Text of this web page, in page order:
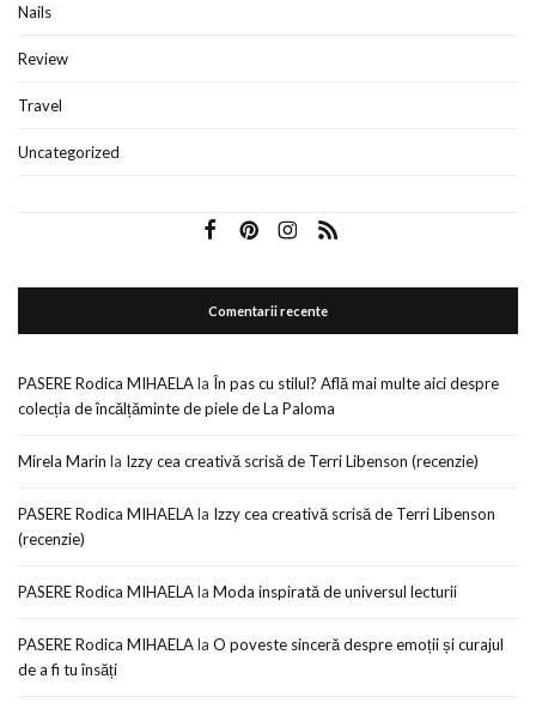
Nails
Review
Travel
Uncategorized
Comentarii recente
PASERE Rodica MIHAELAla În pas cu stilul? Află mai multe aici despre
colecția de încălțăminte de piele de La Paloma
Mirela Marin la Izzy cea creativă scrisă de Terri Libenson (recenzie)
PASERE Rodica MIHAELAla Izzy cea creativă scrisă de Terri Libenson
(recenzie)
PASERE Rodica MIHAELAla Moda inspirată de universul lecturii
PASERE Rodica MIHAELAla O poveste sinceră despre emoții și curajul
de a fi tu însăți